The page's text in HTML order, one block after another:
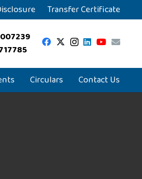
Transfer Certificate
Circulars Contact Us